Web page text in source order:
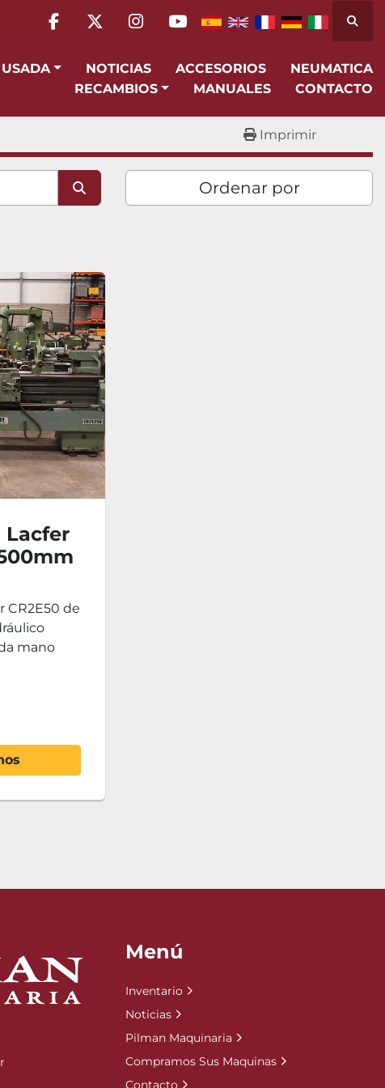
facebook
twitterinstagram
youtube
USADA NOTICIAS ACCESORIOS
NEUMATICA
RECAMBIOS
MANUALES CONTACTO
Imprimir
Ordenar por
Lacfer
CR2E50 de
mano
Menú
Inventario
Noticias
Pilman Maquinaria
Compramos Sus Maquinas
Contacto